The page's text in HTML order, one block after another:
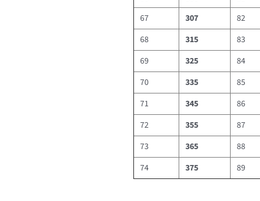
67
307 82
68
315 83
69
325 84
70
335 85
71
345 86
72
355 87
73
365 88
74
375 89